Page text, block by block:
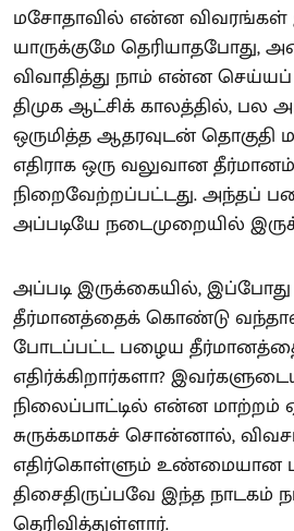
மசோதாவில் என்ன விவரங்கள்
யாருக்குமே தெரியாதபோது,
விவாதித்து நாம் என்ன
திமுக ஆட்சிக் காலத்தில், பல
ஒருமித்த ஆதரவுடன் தொகுதி
எதிராக ஒரு வலுவான
நிறைவேற்றப்பட்டது. அந்தப்
அப்படியே நடைமுறையில்
அப்படி இருக்கையில், இப்போது
தீர்மானத்தைக் கொண்டு
போடப்பட்ட பழைய
எதிர்க்கிறார்களா?
நிலைப்பாட்டில் என்ன மாற்றம்
சுருக்கமாகச் சொன்னால்,
எதிர்கொள்ளும் உண்மையான
திசைதிருப்பவே இந்த நாடகம்
தெரிவித்துள்ளார்.